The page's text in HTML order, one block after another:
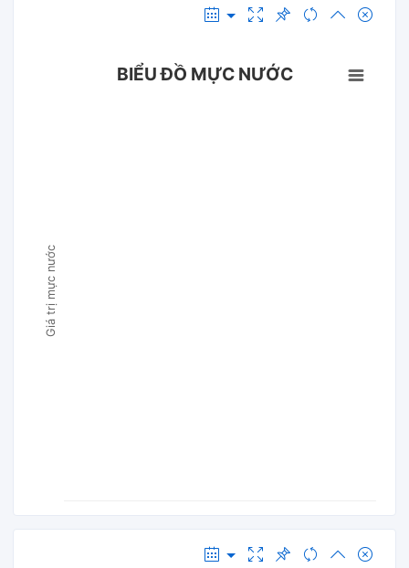
Giá trị mực nước
BIỂU ĐỒ MỰC NƯỚC